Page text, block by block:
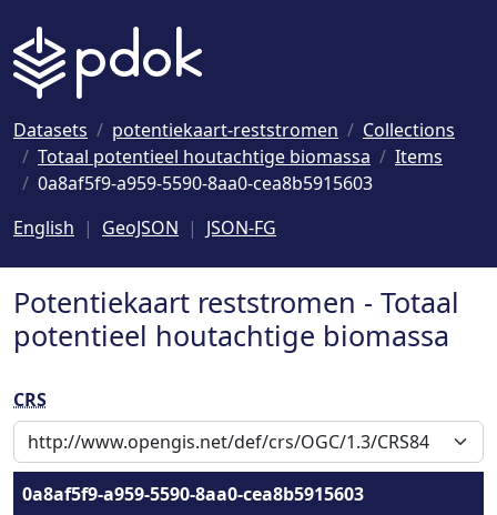
Datasets potentiekaart-reststromen
Collections
Totaal potentieel houtachtige biomassa
Items
0a8af5f9-a959-5590-8aa0-cea8b5915603
English
GeoJSON JSON-FG
Potentiekaart reststromen - Totaal
potentieel houtachtige biomassa
CRS
0a8af5f9-a959-5590-8aa0-cea8b5915603